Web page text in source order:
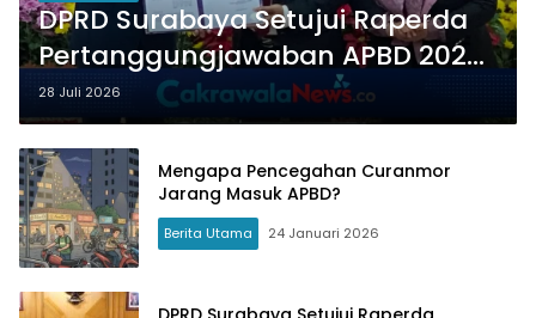
DPRD Surabaya Setujui Raperda
Pertanggungjawaban APBD 2025
Jadi Perda
28 Juli 2026
Mengapa Pencegahan Curanmor
Jarang Masuk APBD?
Berita Utama 24 Januari 2026